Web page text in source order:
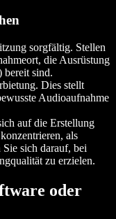
sorgfältig. Stellen
die Ausrüstung
bereit sind.
Dies stellt
Audioaufnahme
auf die Erstellung
als
sich darauf, bei
zu erzielen.
oder